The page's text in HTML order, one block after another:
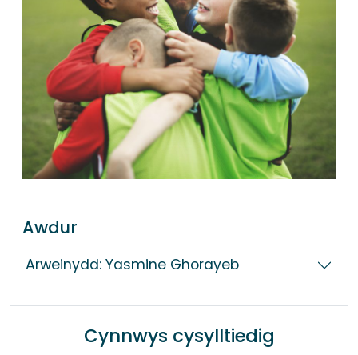
Awdur
Arweinydd: Yasmine Ghorayeb
Cynnwys cysylltiedig